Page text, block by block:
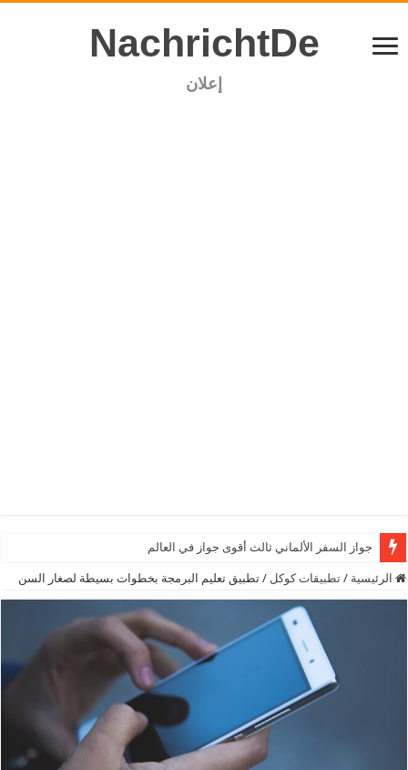
NachrichtDe
إعلان
جواز السفر الألماني ثالث أقوى جواز في العالم
الرئيسية / تطبيقات كوكل / تطبيق تعليم البرمجة بخطوات بسيطة لصغار السن